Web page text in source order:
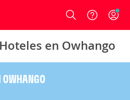
Login
en Owhango